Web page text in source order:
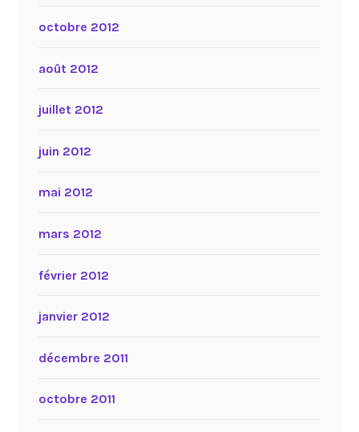
octobre 2012
août 2012
juillet 2012
juin 2012
mai 2012
mars 2012
février 2012
janvier 2012
décembre 2011
octobre 2011